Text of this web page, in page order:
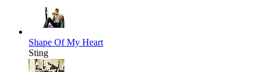
Shape Of My Heart
Sting